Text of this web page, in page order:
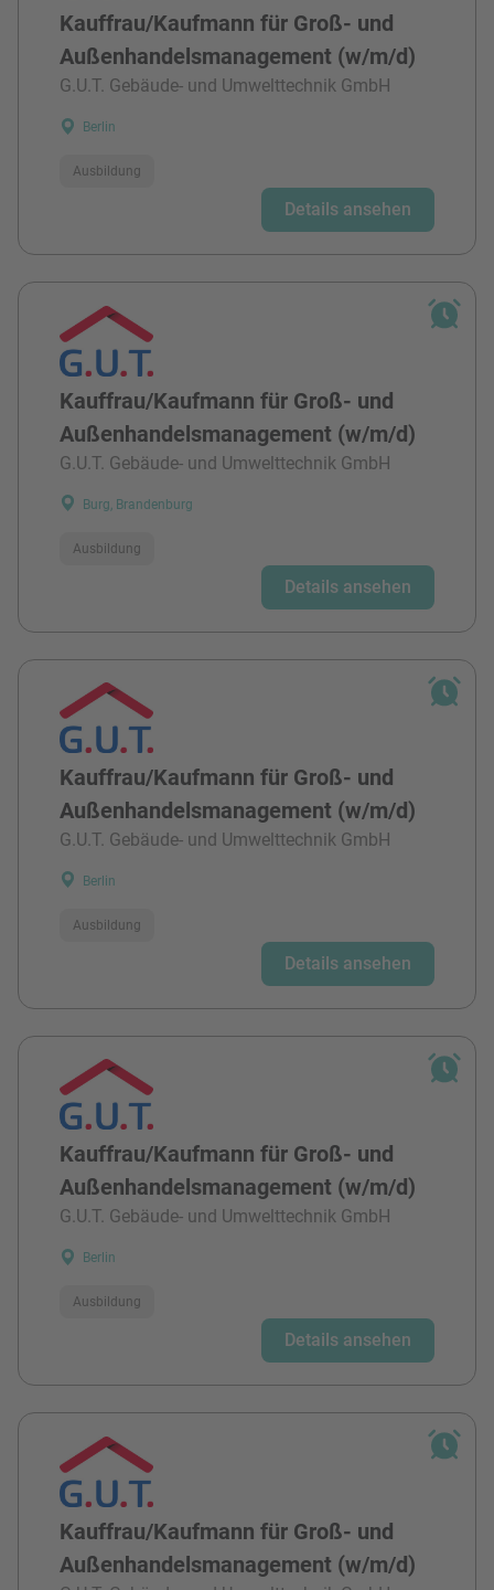
Kauffrau/Kaufmann für Groß- und
Außenhandelsmanagement (w/m/d)
G.U.T. Gebäude- und Umwelttechnik GmbH
Berlin
Ausbildung
Details ansehen
Kauffrau/Kaufmann für Groß- und
Außenhandelsmanagement (w/m/d)
G.U.T. Gebäude- und Umwelttechnik GmbH
Burg, Brandenburg
Ausbildung
Details ansehen
Kauffrau/Kaufmann für Groß- und
Außenhandelsmanagement (w/m/d)
G.U.T. Gebäude- und Umwelttechnik GmbH
Berlin
Ausbildung
Details ansehen
Kauffrau/Kaufmann für Groß- und
Außenhandelsmanagement (w/m/d)
G.U.T. Gebäude- und Umwelttechnik GmbH
Berlin
Ausbildung
Details ansehen
Kauffrau/Kaufmann für Groß- und
Außenhandelsmanagement (w/m/d)